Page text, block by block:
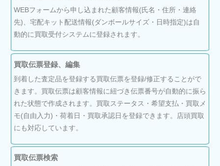
WEBフォームから申し込まれた顧客情報(氏名・住所・連絡
先)、宅配キット配送情報(ダンボールサイズ・日時指定)は自
動的に買取受付システムに登録されます。
買取伝票登録、編集
到着した査定品を登録する買取伝票を登録/修正することがで
きます。買取伝票は顧客情報に紐づき伝票番号が自動的に振ら
れた状態で作成されます。買取ステータス・希望支払・買取メ
モ(自由入力)・荷着日・買取承認日を登録できます。店頭買取
にも対応しています。
買取伝票検索